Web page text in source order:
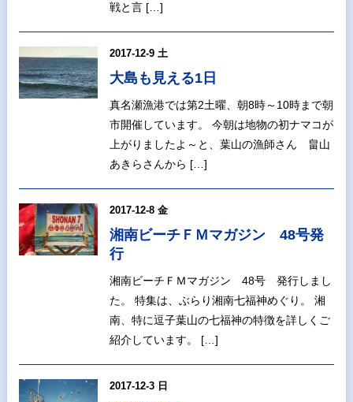
戦と言 […]
2017-12-9 土
大島も見える1日
真名瀬漁港では第2土曜、朝8時～10時まで朝
市開催しています。 今朝は地物の初ナマコが
上がりましたよ～と、葉山の漁師さん 畠山
あきらさんから […]
2017-12-8 金
湘南ビーチＦＭマガジン 48号発
行
湘南ビーチＦＭマガジン 48号 発行しまし
た。 特集は、ぶらり湘南七福神めぐり。 湘
南、特に逗子葉山の七福神の特徴を詳しくご
紹介しています。 […]
2017-12-3 日